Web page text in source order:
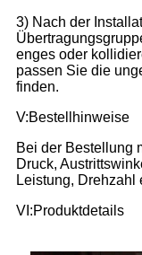
3) Nach der
enges oder
passen Sie die
finden.
V:Bestellhinweise
Bei der Bestellung
Druck,
Leistung, Drehzahl
VI:Produktdetails